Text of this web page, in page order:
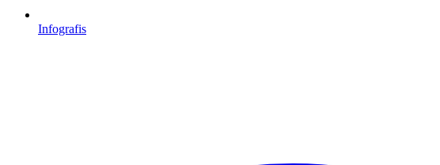
Infografis